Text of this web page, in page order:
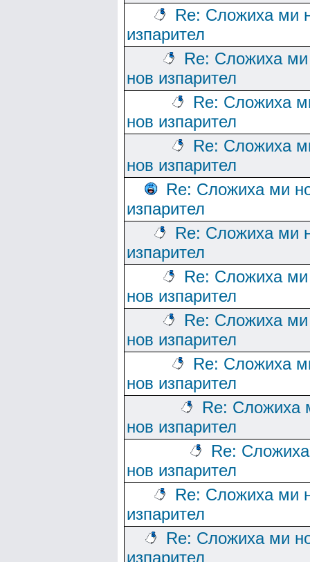
Re: Сложиха ми
изпарител
Re: Сложиха ми
нов изпарител
Re: Сложиха
нов изпарител
Re: Сложиха
нов изпарител
Re: Сложиха ми
изпарител
Re: Сложиха ми
изпарител
Re: Сложиха ми
нов изпарител
Re: Сложиха ми
нов изпарител
Re: Сложиха
нов изпарител
Re: Сложиха
нов изпарител
Re:
нов изпарител
Re: Сложиха ми
изпарител
Re: Сложиха ми
изпарител